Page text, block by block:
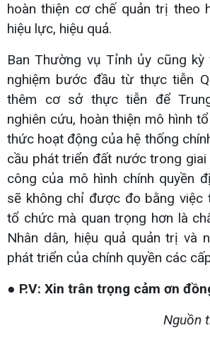
hoàn thiện cơ chế quản trị theo
hiệu lực, hiệu quả.
Ban Thường vụ Tỉnh ủy cũng kỳ
nghiệm bước đầu từ thực tiễn
thêm cơ sở thực tiễn để
nghiên cứu, hoàn thiện mô hình
thức hoạt động của hệ thống
cầu phát triển đất nước trong giai
công của mô hình chính quyền
sẽ không chỉ được đo bằng việc
tổ chức mà quan trọng hơn là
Nhân dân, hiệu quả quản trị và
phát triển của chính quyền các
● P.V: Xin trân trọng cảm ơn
Nguồn